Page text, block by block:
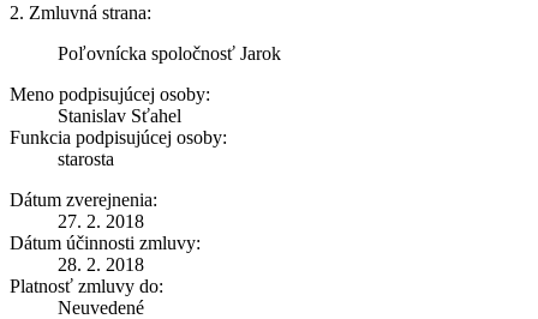
2. Zmluvná strana:
Poľovnícka spoločnosť Jarok
Meno podpisujúcej osoby:
Stanislav Sťahel
Funkcia podpisujúcej osoby:
starosta
Dátum zverejnenia:
27. 2. 2018
Dátum účinnosti zmluvy:
28. 2. 2018
Platnosť zmluvy do:
Neuvedené